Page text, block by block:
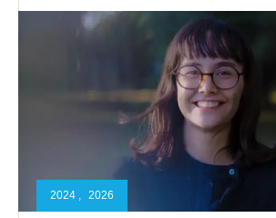
2024 , 2026